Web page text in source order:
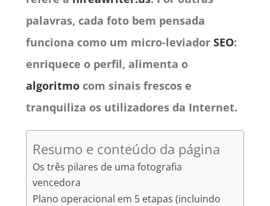
palavras, cada foto bem pensada
funciona como um micro-leviador SEO:
enriquece o perfil, alimenta o
algoritmocom sinais frescos e
tranquiliza os utilizadores da Internet.
Resumo e conteúdo da página
Os três pilares de uma fotografia
vencedora
Plano operacional em 5 etapas (incluindo